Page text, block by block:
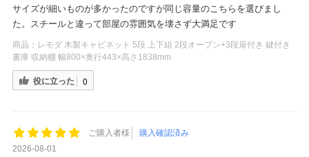
サイズが細いものが多かったのですが同じ容量のこちらを選びまし
た。スチールと違って部屋の雰囲気を壊さず大満足です
商品： レモダ 木製キャビネット 5段 上下組 2段オープン+3段扉付き 鍵付き
書庫 収納棚 幅800×奥行443×高さ1838mm
役に立った 0
ご購入者様
購入確認済み
2026-08-01